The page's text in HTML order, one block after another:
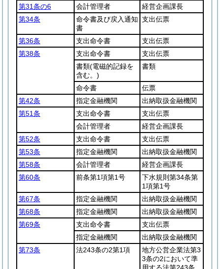
第31条の6
会計管理者
経営企画課長
第34条
命令書及び戻入通知
書
支出伝票
第36条 支出命令書
支出伝票
第38条
支出命令書
支出伝票
書類(電磁的記録を
含む。)
書類
命令書
伝票
第42条
指定金融機関
出納取扱金融機関
第51条
支出命令書
支出伝票
会計管理者
経営企画課長
第52条
支出命令書
支出伝票
第53条
指定金融機関
出納取扱金融機関
第58条
会計管理者
経営企画課長
第60条
前条第1項第1号
下水規則第34条第
1項第1号
第67条
指定金融機関
出納取扱金融機関
第68条
指定金融機関
出納取扱金融機関
第69条
支出命令書
支出伝票
指定金融機関
出納取扱金融機関
第73条
法243条の2第1項
地方公営企業法第3
3条の2において準